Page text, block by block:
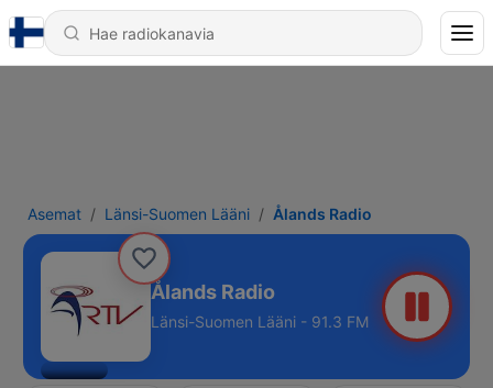
Asemat Länsi-Suomen Lääni Ålands Radio
Ålands Radio
Länsi-Suomen Lääni - 91.3 FM